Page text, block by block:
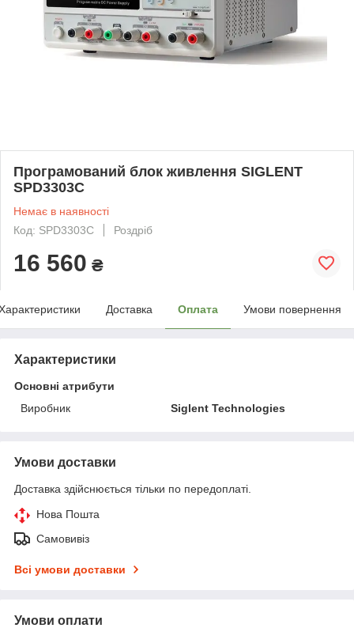
Програмований блок живлення SIGLENT
SPD3303C
Немає в наявності
Код: SPD3303C
Роздріб
16 560 ₴
Доставка Оплата Умови повернення
Характеристики
Основні атрибути
Виробник
Siglent Technologies
Умови доставки
Доставка здійснюється тільки по передоплаті.
Нова Пошта
Самовивіз
Всі умови доставки
Умови оплати